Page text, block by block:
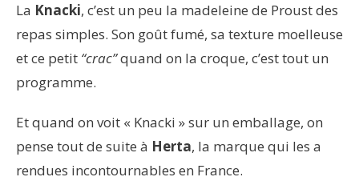
La Knacki, c’est un peu la madeleine de Proust des
repas simples. Son goût fumé, sa texture moelleuse
et ce petit “crac”quand on la croque, c’est tout un
programme.
Et quand on voit « Knacki » sur un emballage, on
pense tout de suite à Herta, la marque qui les a
rendues incontournables en France.